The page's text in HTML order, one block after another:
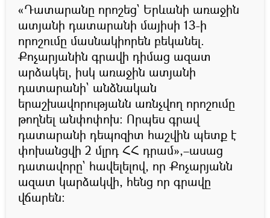
«Դատարանը որոշեց` Երևանի առաջին
ատյանի դատարանի մայիսի 13-ի
որոշումը մասնակիորեն բեկանել.
Քոչարյանին գրավի դիմաց ազատ
արձակել, իսկ առաջին ատյանի
դատարանի` անձնական
երաշխավորությանն առնչվող որոշումը
թողնել անփոփոխ։ Որպես գրավ
դատարանի դեպոզիտ հաշվին պետք է
փոխանցվի 2 մլրդ ՀՀ դրամ»,–ասաց
դատավորը` հավելելով, որ Քոչարյանն
ազատ կարձակվի, հենց որ գրավը
վճարեն։